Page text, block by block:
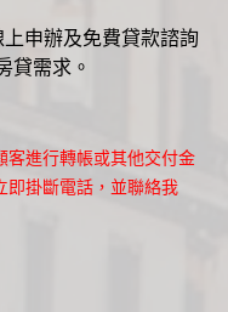
申辦及免費貸款諮詢
貸需求。
客進行轉帳或其他交付金
即掛斷電話，並聯絡我